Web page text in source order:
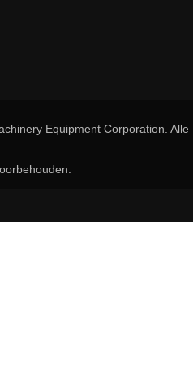
Equipment Corporation. Alle